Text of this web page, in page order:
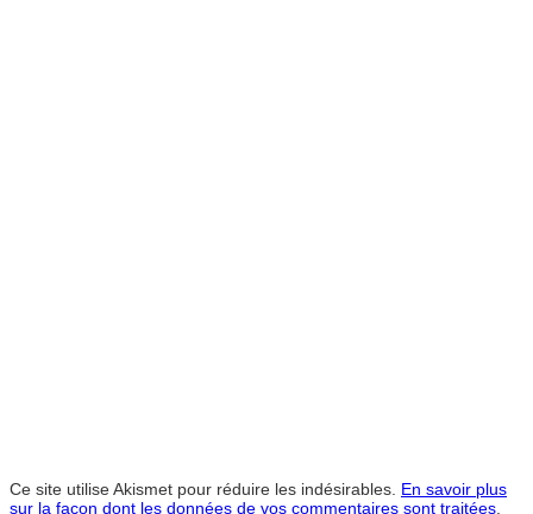
Ce site utilise Akismet pour réduire les indésirables. En savoir plus
sur la façon dont les données de vos commentaires sont traitées